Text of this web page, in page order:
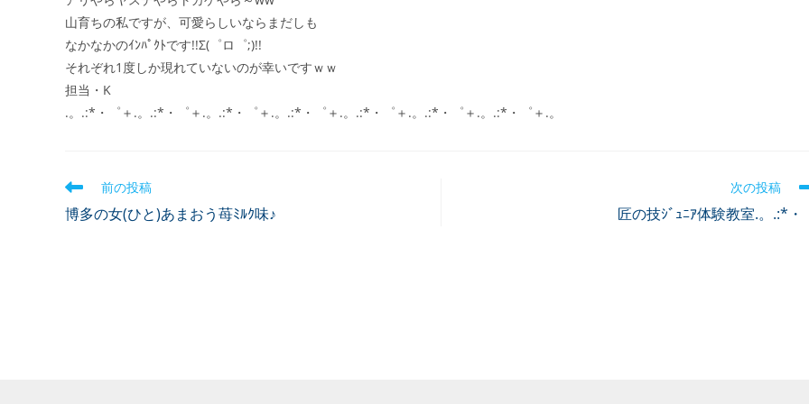
山育ちの私ですが、可愛らしいならまだしも
なかなかのｲﾝﾊﾟｸﾄです!!Σ(゜ロ゜;)!!
それぞれ1度しか現れていないのが幸いですｗｗ
担当・K
.。.:*・゜＋.。.:*・゜＋.。.:*・゜＋.。.:*・゜＋.。.:*・゜＋.。.:*・゜＋.。.:*・゜＋.。
前の投稿
博多の女(ひと)あまおう苺ﾐﾙｸ味♪
次の投稿
匠の技ｼﾞｭﾆｱ体験教室.。.:*・